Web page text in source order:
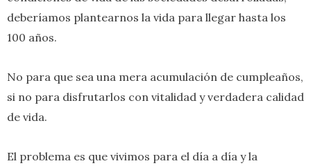
deberíamos plantearnos la vida para llegar hasta los
100 años.
No para que sea una mera acumulación de cumpleaños,
si no para disfrutarlos con vitalidad y verdadera calidad
de vida.
El problema es que vivimos para el día a día y la